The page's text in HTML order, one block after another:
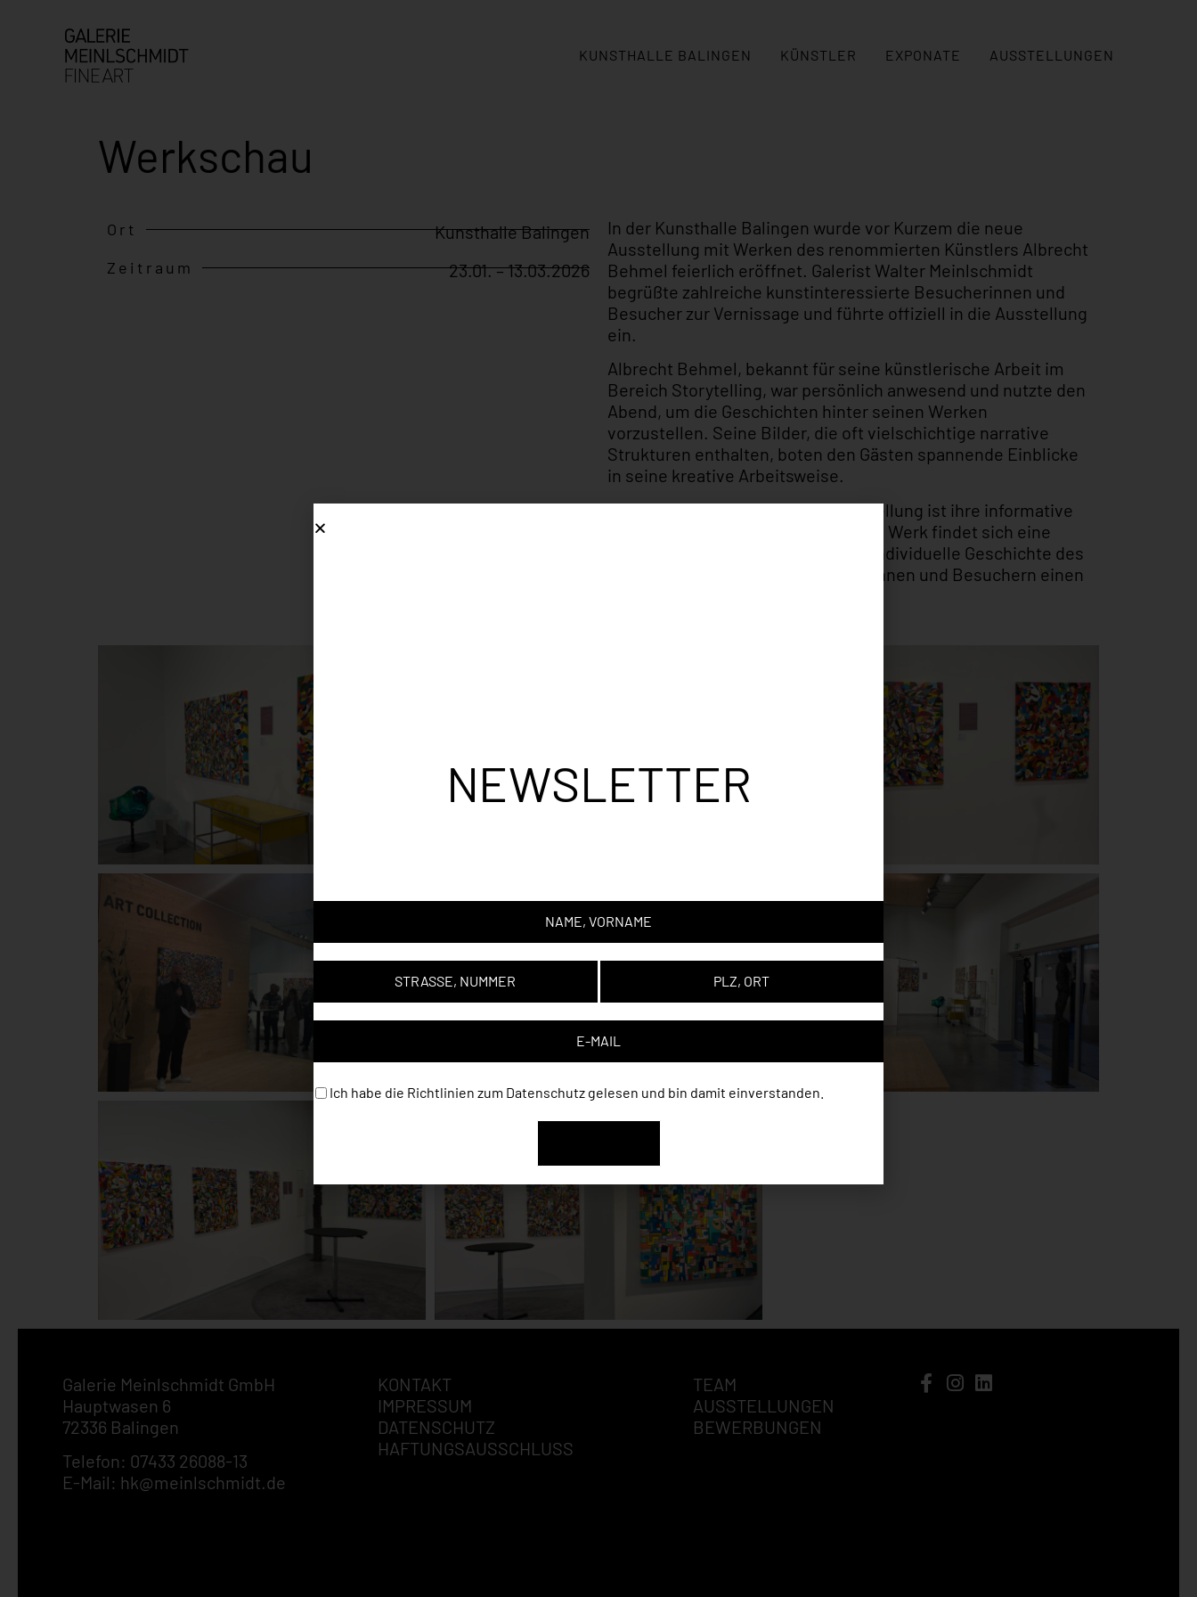
KUNSTHALLE BALINGEN KÜNSTLER EXPONATE AUSSTELLUNGEN
Werkschau
Ort Kunsthalle Balingen
Zeitraum 23.01. – 13.03.2026
In der Kunsthalle Balingen wurde vor Kurzem die neue
Ausstellung mit Werken des renommierten Künstlers Albrecht
Behmel feierlich eröffnet. Galerist Walter Meinlschmidt
begrüßte zahlreiche kunstinteressierte Besucherinnen und
Besucher zur Vernissage und führte offiziell in die Ausstellung
ein.
Albrecht Behmel, bekannt für seine künstlerische Arbeit im
Bereich Storytelling, war persönlich anwesend und nutzte den
Abend, um die Geschichten hinter seinen Werken
vorzustellen. Seine Bilder, die oft vielschichtige narrative
Strukturen enthalten, boten den Gästen spannende Einblicke
in seine kreative Arbeitsweise.
Ein besonderes Merkmal der Ausstellung ist ihre informative
Gestaltung: Zu jedem ausgestellten Werk findet sich eine
schriftliche Beschreibung, die die individuelle Geschichte des
Bildes erläutert und den Besucherinnen und Besuchern einen
Galerie Meinlschmidt GmbH
Hauptwasen 6
72336 Balingen
Telefon: 07433 26088-13
E-Mail: hk@meinlschmidt.de
KONTAKT
IMPRESSUM
DATENSCHUTZ
HAFTUNGSAUSSCHLUSS
TEAM
AUSSTELLUNGEN
BEWERBUNGEN
NEWSLETTER
Ich habe die Richtlinien zum Datenschutz gelesen und bin damit einverstanden.